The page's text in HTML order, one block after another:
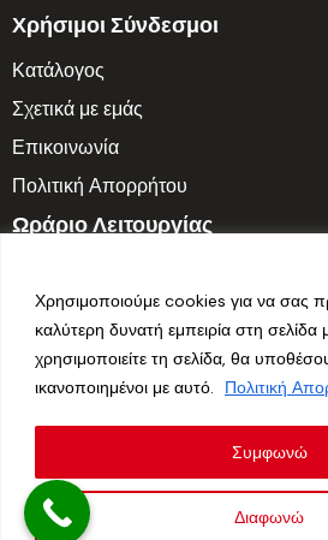
Χρησιμοποιούμε cookies για να σας
καλύτερη δυνατή εμπειρία στη
χρησιμοποιείτε τη σελίδα, θα
ικανοποιημένοι με αυτό.
Πολιτική
Διαφωνώ
Συμφωνώ
Χρήσιμοι Σύνδεσμοι
Κατάλογος
Σχετικά με εμάς
Επικοινωνία
Πολιτική Απορρήτου
Ωράριο Λειτουργίας
Σαββατοκύριακο: Κλειστά
Follow us
Hidrop © 2026. All Rights Reserved.